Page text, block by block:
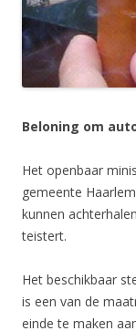
Beloning om
Het openbaar
gemeente
kunnen
teistert.
Het beschikbaar
is een van de
einde te maken